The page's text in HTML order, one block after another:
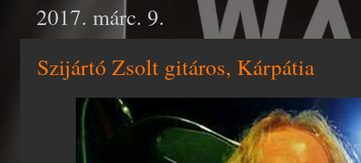
2017. márc. 9.
Szijártó Zsolt gitáros, Kárpátia